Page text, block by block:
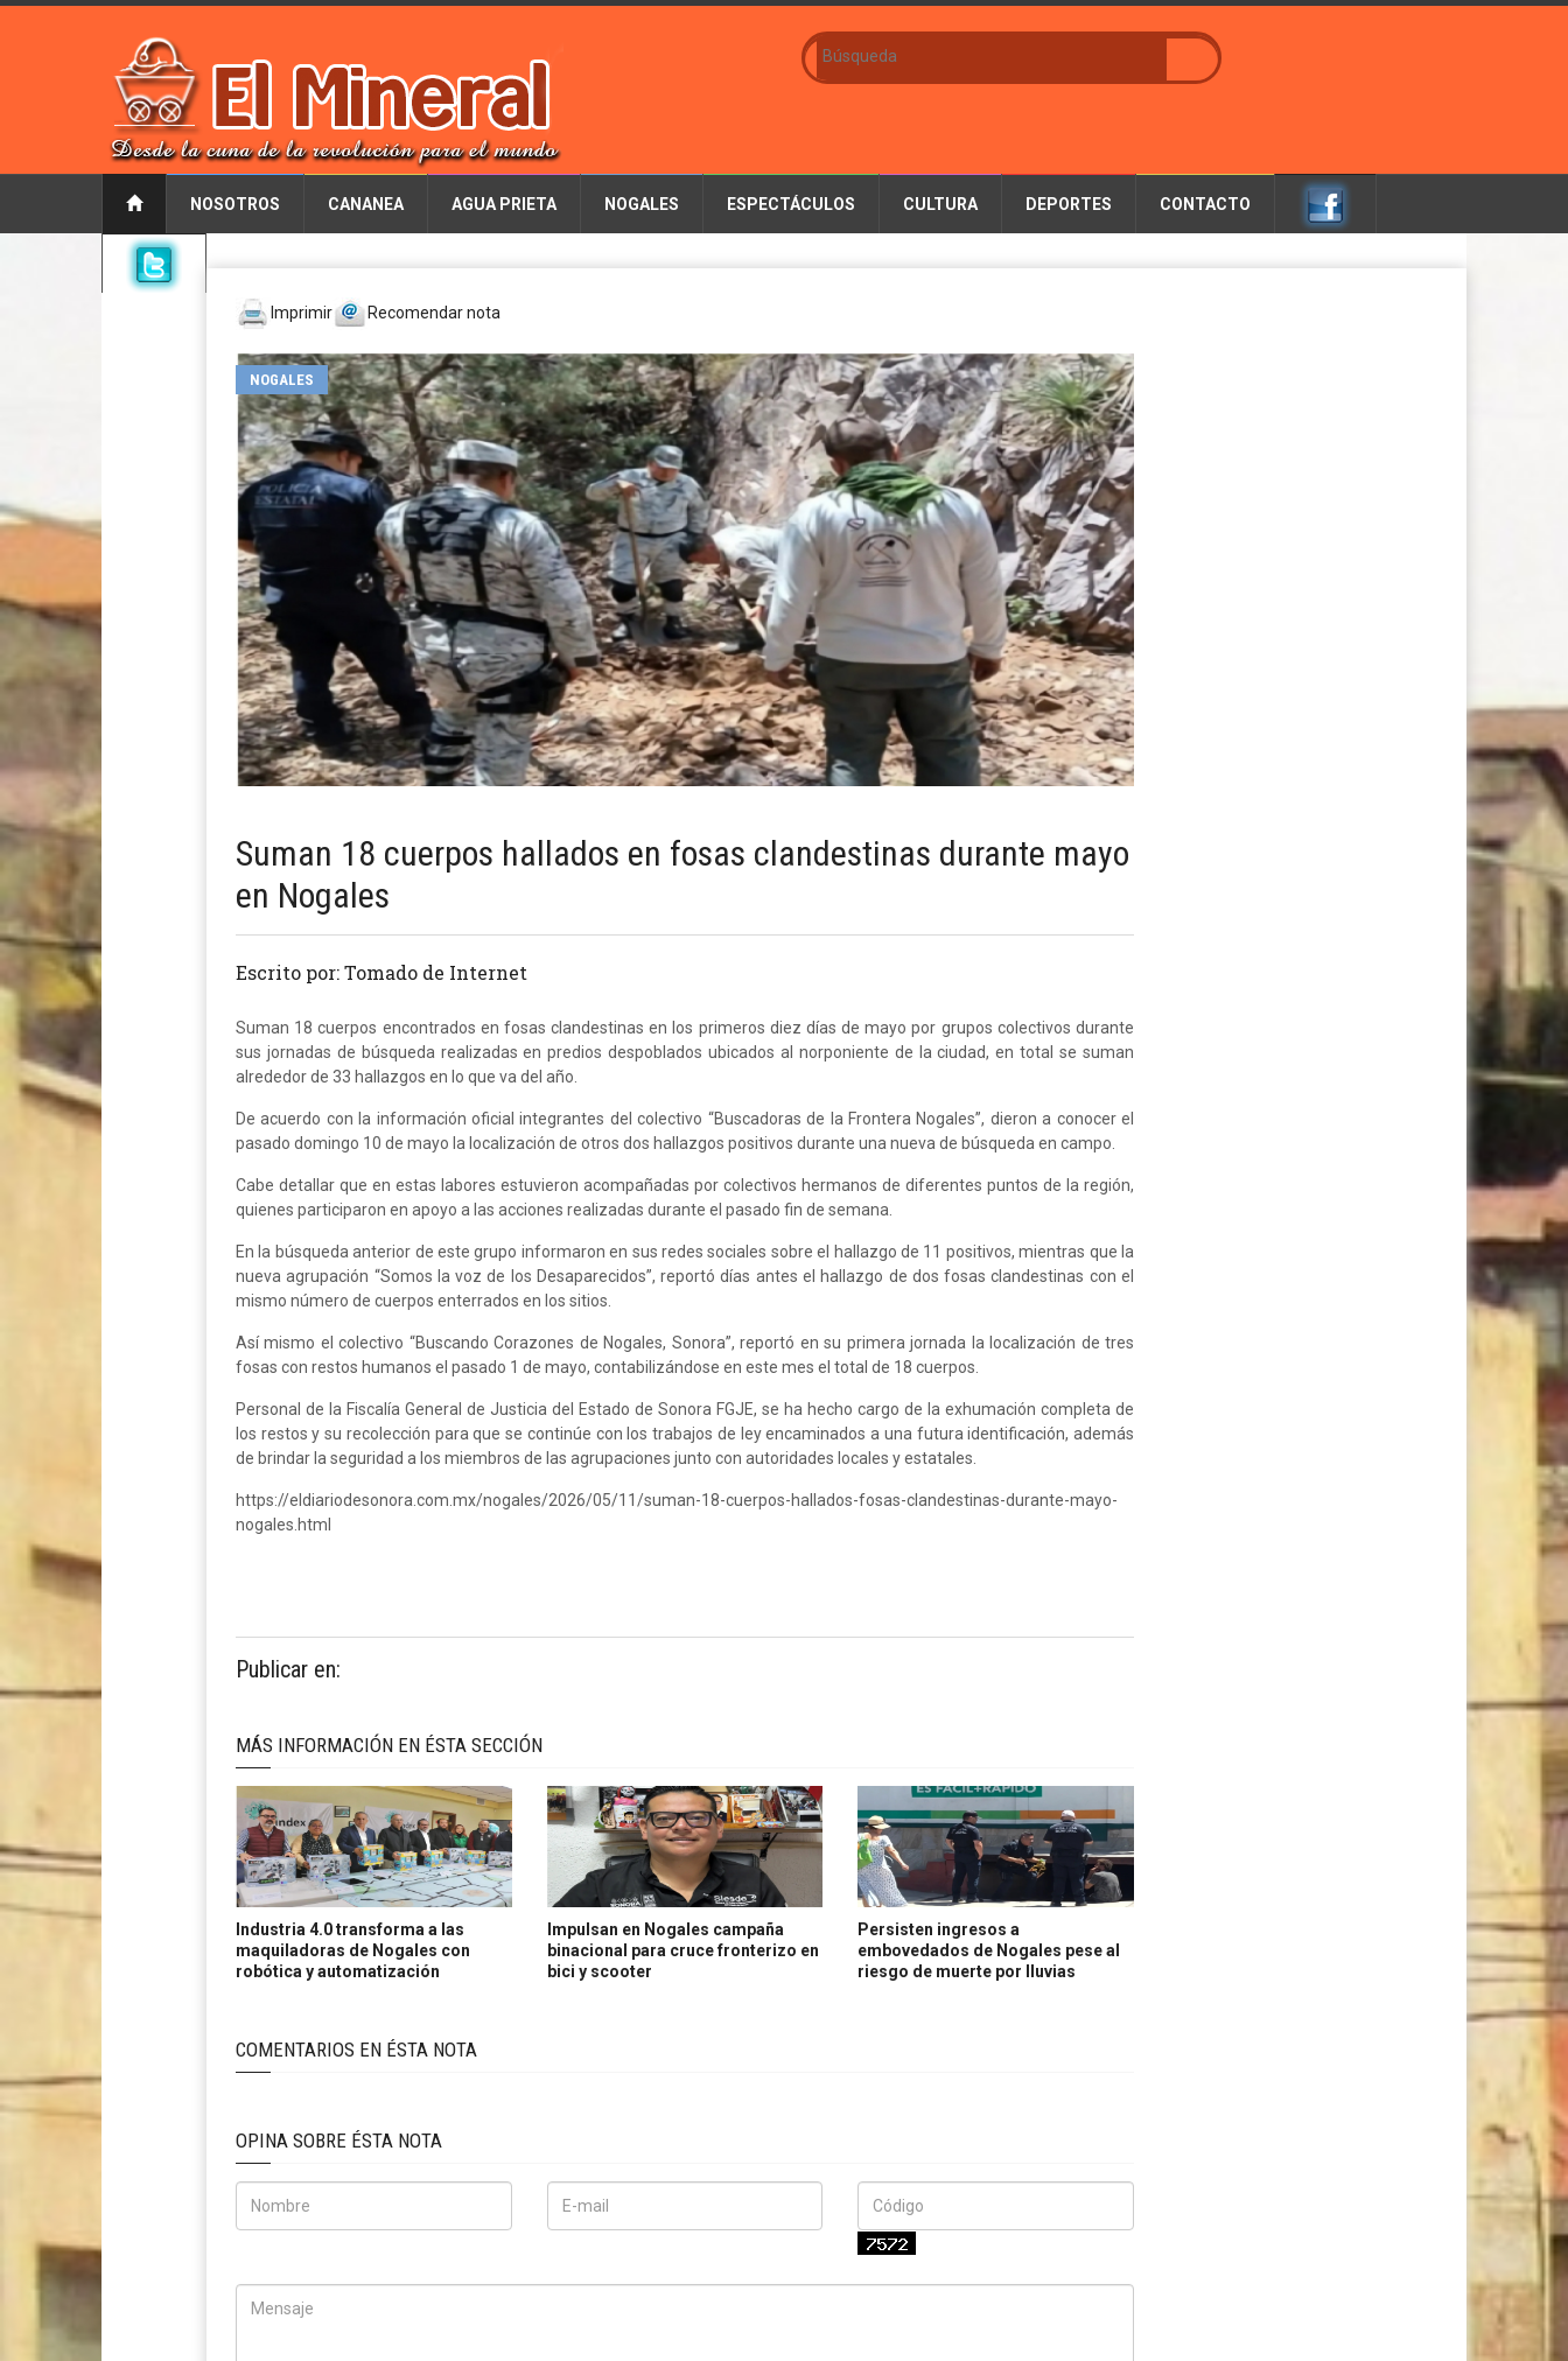
NOSOTROS CANANEA AGUA PRIETA NOGALES ESPECTÁCULOS CULTURA DEPORTES CONTACTO
Imprimir Recomendar nota
NOGALES
Suman 18 cuerpos hallados en fosas clandestinas durante mayo
en Nogales
Escrito por: Tomado de Internet
Suman 18 cuerpos encontrados en fosas clandestinas en los primeros diez días de mayo por grupos colectivos durante
sus jornadas de búsqueda realizadas en predios despoblados ubicados al norponiente de la ciudad, en total se suman
alrededor de 33 hallazgos en lo que va del año.
De acuerdo con la información oficial integrantes del colectivo “Buscadoras de la Frontera Nogales”, dieron a conocer el
pasado domingo 10 de mayo la localización de otros dos hallazgos positivos durante una nueva de búsqueda en campo.
Cabe detallar que en estas labores estuvieron acompañadas por colectivos hermanos de diferentes puntos de la región,
quienes participaron en apoyo a las acciones realizadas durante el pasado fin de semana.
En la búsqueda anterior de este grupo informaron en sus redes sociales sobre el hallazgo de 11 positivos, mientras que la
nueva agrupación “Somos la voz de los Desaparecidos”, reportó días antes el hallazgo de dos fosas clandestinas con el
mismo número de cuerpos enterrados en los sitios.
Así mismo el colectivo “Buscando Corazones de Nogales, Sonora”, reportó en su primera jornada la localización de tres
fosas con restos humanos el pasado 1 de mayo, contabilizándose en este mes el total de 18 cuerpos.
Personal de la Fiscalía General de Justicia del Estado de Sonora FGJE, se ha hecho cargo de la exhumación completa de
los restos y su recolección para que se continúe con los trabajos de ley encaminados a una futura identificación, además
de brindar la seguridad a los miembros de las agrupaciones junto con autoridades locales y estatales.
https://eldiariodesonora.com.mx/nogales/2026/05/11/suman-18-cuerpos-hallados-fosas-clandestinas-durante-mayo-
nogales.html
Publicar en:
MÁS INFORMACIÓN EN ÉSTA SECCIÓN
Industria 4.0 transforma a las
maquiladoras de Nogales con
robótica y automatización
Impulsan en Nogales campaña
binacional para cruce fronterizo en
bici y scooter
Persisten ingresos a
embovedados de Nogales pese al
riesgo de muerte por lluvias
COMENTARIOS EN ÉSTA NOTA
OPINA SOBRE ÉSTA NOTA